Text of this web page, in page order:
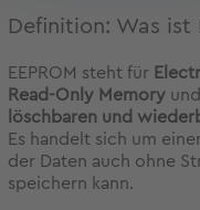
Definition: Was ist
EEPROM steht für
Read-Only Memory
löschbaren und
Es handelt sich um
der Daten auch ohne
speichern kann.